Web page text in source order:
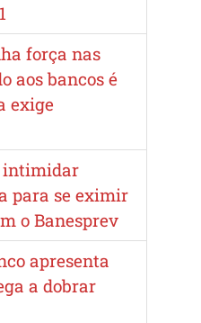
força nas
aos bancos é
exige
intimidar
para se eximir
o Banesprev
apresenta
a dobrar